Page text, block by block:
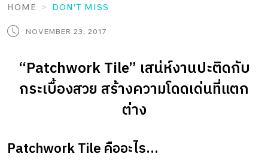
HOME DON'T MISS
NOVEMBER 23, 2017
“Patchwork Tile” เสน่ห์งานปะติดกับ
กระเบื้องสวย สร้างความโดดเด่นที่แตก
ต่าง
Patchwork Tile คืออะไร…